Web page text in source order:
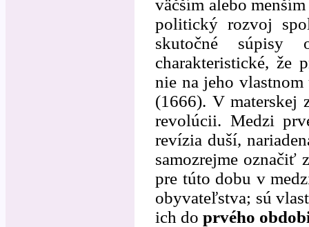
väčším alebo
politický rozvoj
skutočné súpisy
charakteristické, že
nie na jeho
(1666). V materskej
revolúcii. Medzi
revízia duší,
samozrejme označiť
pre túto dobu v
obyvateľstva; sú
ich do prvého